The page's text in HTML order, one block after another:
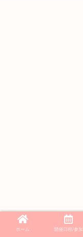
ホーム 開催日程/参加